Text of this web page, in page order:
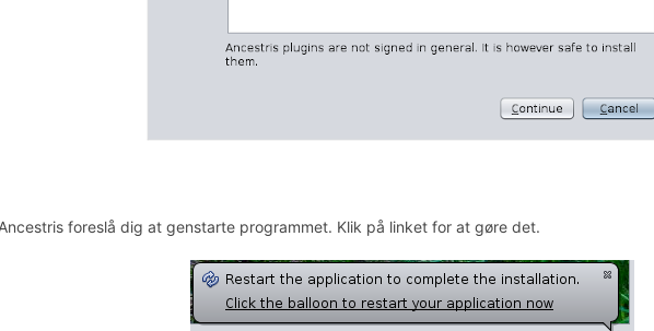
foreslå dig at genstarte programmet. Klik på linket for at gøre det.